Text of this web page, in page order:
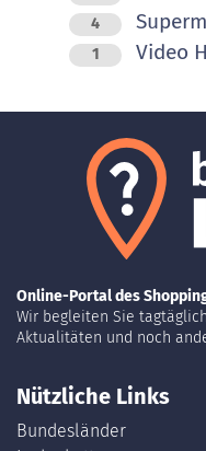
4
1 Video
Online-Portal des
Wir begleiten Sie
Aktualitäten und noch
Nützliche Links
Bundesländer